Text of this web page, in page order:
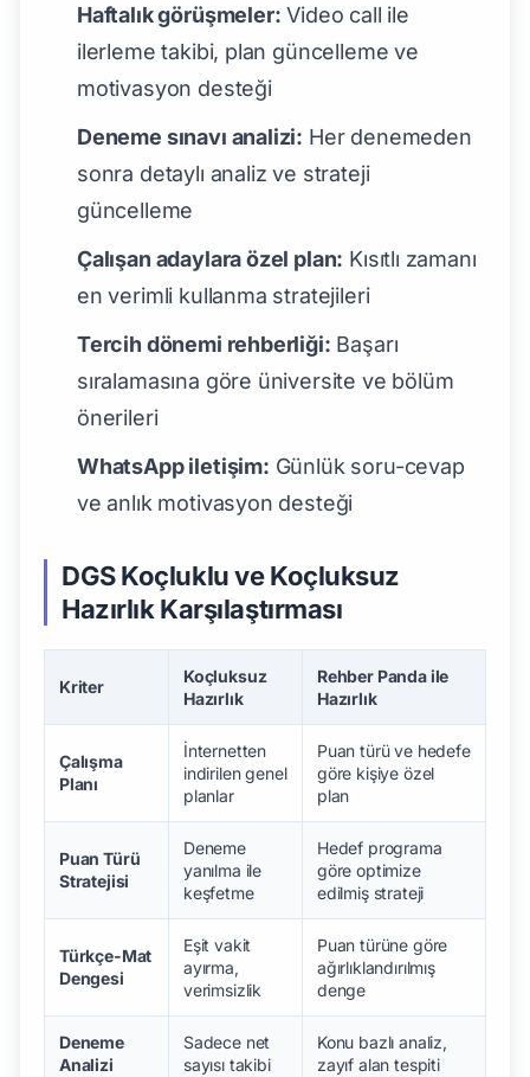
Haftalık görüşmeler: Video call ile
ilerleme takibi, plan güncelleme ve
motivasyon desteği
Deneme sınavı analizi: Her denemeden
sonra detaylı analiz ve strateji
güncelleme
Çalışan adaylara özel plan: Kısıtlı zamanı
en verimli kullanma stratejileri
Tercih dönemi rehberliği: Başarı
sıralamasına göre üniversite ve bölüm
önerileri
WhatsApp iletişim: Günlük soru-cevap
ve anlık motivasyon desteği
DGS Koçluklu ve Koçluksuz
Hazırlık Karşılaştırması
Kriter
Koçluksuz
Hazırlık
Rehber Panda ile
Hazırlık
Çalışma
Planı
İnternetten
indirilen genel
planlar
Puan türü ve hedefe
göre kişiye özel
plan
Puan Türü
Stratejisi
Deneme
yanılma ile
keşfetme
Hedef programa
göre optimize
edilmiş strateji
Türkçe-Mat
Dengesi
Eşit vakit
ayırma,
verimsizlik
Puan türüne göre
ağırlıklandırılmış
denge
Deneme
Analizi
Sadece net
sayısı takibi
Konu bazlı analiz,
zayıf alan tespiti